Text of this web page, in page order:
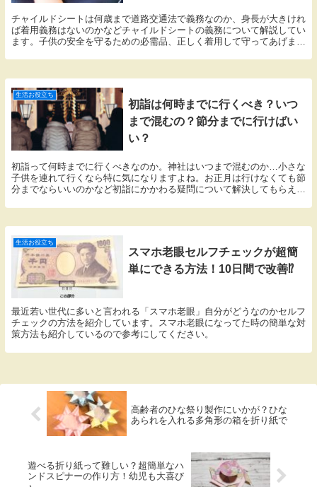
チャイルドシートは何歳まで道路交通法で義務なのか、身長が大きけれ
ば着用義務はないのかなどチャイルドシートの義務について解説してい
ます。子供の安全を守るための必需品、正しく着用して守ってあげまし
生活お役立ち
初詣は何時までに行くべき？いつ
まで混むの？節分までに行けばい
い？
初詣って何時までに行くべきなのか。神社はいつまで混むのか…小さな
子供を連れて行くなら特に気になりますよね。お正月は行けなくても節
分までならいいのかなど初詣にかかわる疑問について解決してもらえる
生活お役立ち
スマホ老眼セルフチェックが超簡
単にできる方法！10日間で改善⁉
最近若い世代に多いと言われる「スマホ老眼」自分がどうなのかセルフ
チェックの方法を紹介しています。スマホ老眼になってた時の簡単な対
策方法も紹介しているので参考にしてください。
高齢者のひな祭り製作にいかが？ひな
あられを入れる多角形の箱を折り紙で
遊べる折り紙って難しい？超簡単なハ
ンドスピナーの作り方！幼児も大喜び